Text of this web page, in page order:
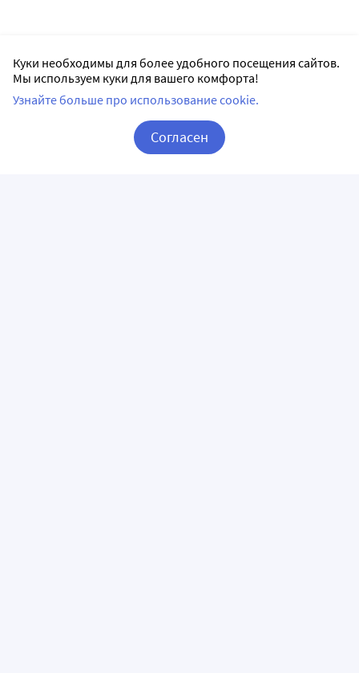
Куки необходимы для более удобного посещения сайтов.
Мы используем куки для вашего комфорта!
Узнайте больше про использование cookie.
Согласен